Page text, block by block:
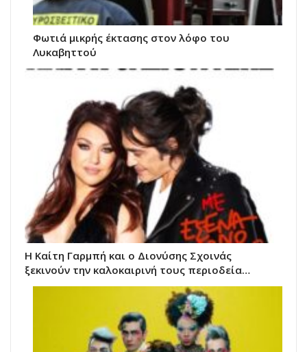
Φωτιά μικρής έκτασης στον λόφο του
Λυκαβηττού
Η Καίτη Γαρμπή και ο Διονύσης Σχοινάς
ξεκινούν την καλοκαιρινή τους περιοδεία…